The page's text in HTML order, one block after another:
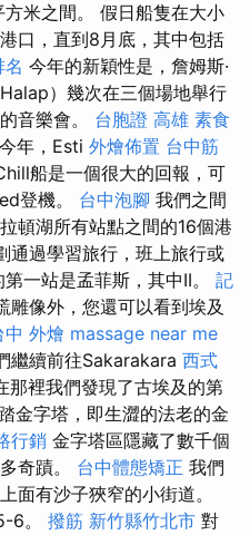
米之間。 假日船隻在大小
口，直到8月底，其中包括
今年的新穎性是，詹姆斯·
Halap）幾次在三個場地舉行
音樂會。 台胞證 高雄 素食
今年，Esti 外燴佈置 台中筋
船是一個很大的回報，可
登機。 台中泡腳 我們之間
頓湖所有站點之間的16個港
通過學習旅行，班上旅行或
一站是孟菲斯，其中II。 記
雕像外，您還可以看到埃及
中 外燴 massage near me
繼續前往Sakarakara 西式
那裡我們發現了古埃及的第
金字塔，即生澀的法老的金
行銷 金字塔區隱藏了數千個
奇蹟。 台中體態矯正 我們
面有沙子狹窄的小街道。
6。 撥筋 新竹縣竹北市 對